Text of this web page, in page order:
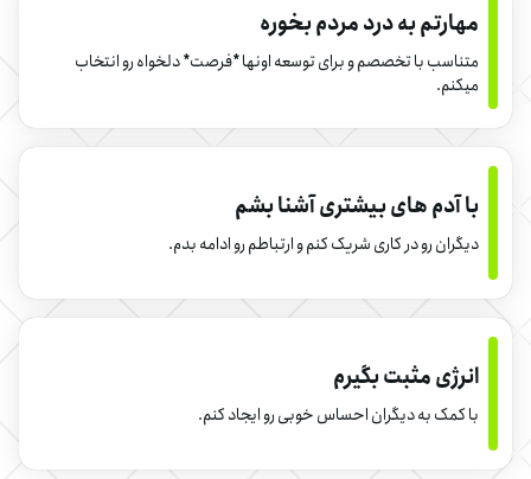
مهارتم به درد مردم بخوره
متناسب با تخصصم و برای توسعه اونها *فرصت* دلخواه رو انتخاب
میکنم.
با آدم های بیشتری آشنا بشم
دیگران رو در کاری شریک کنم و ارتباطم رو ادامه بدم.
انرژی مثبت بگیرم
با کمک به دیگران احساس خوبی رو ایجاد کنم.